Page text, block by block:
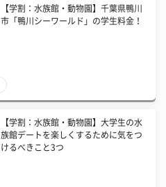
【学割：水族館・動物園】千葉県鴨川
市「鴨川シーワールド」の学生料金！
【学割：水族館・動物園】大学生の水
族館デートを楽しくするために気をつ
けるべきこと3つ